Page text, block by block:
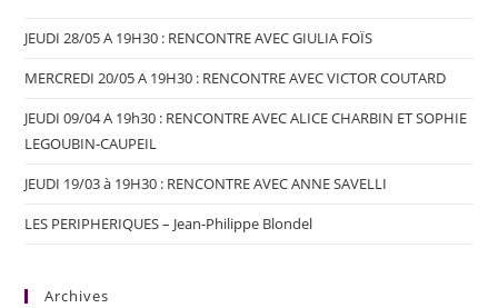
JEUDI 28/05 A 19H30 : RENCONTRE AVEC GIULIA FOÏS
MERCREDI 20/05 A 19H30 : RENCONTRE AVEC VICTOR COUTARD
JEUDI 09/04 A 19h30 : RENCONTRE AVEC ALICE CHARBIN ET SOPHIE
LEGOUBIN-CAUPEIL
JEUDI 19/03 à 19H30 : RENCONTRE AVEC ANNE SAVELLI
LES PERIPHERIQUES – Jean-Philippe Blondel
Archives